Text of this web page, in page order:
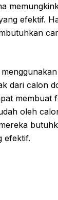
efektif.
dari calon
membuat
oleh
efektif.